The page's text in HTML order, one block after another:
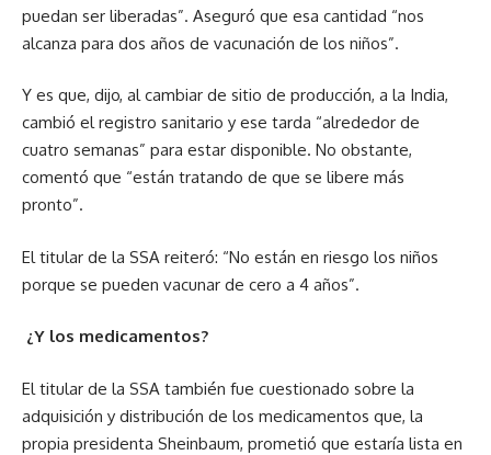
puedan ser liberadas”. Aseguró que esa cantidad “nos
alcanza para dos años de vacunación de los niños”.
Y es que, dijo, al cambiar de sitio de producción, a la India,
cambió el registro sanitario y ese tarda “alrededor de
cuatro semanas” para estar disponible. No obstante,
comentó que “están tratando de que se libere más
pronto”.
El titular de la SSA reiteró: “No están en riesgo los niños
porque se pueden vacunar de cero a 4 años”.
¿Y los medicamentos?
El titular de la SSA también fue cuestionado sobre la
adquisición y distribución de los medicamentos que, la
propia presidenta Sheinbaum, prometió que estaría lista en